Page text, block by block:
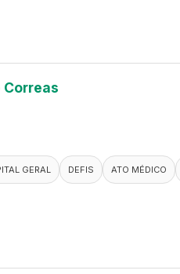
GERAL DEFIS ATO MÉDICO